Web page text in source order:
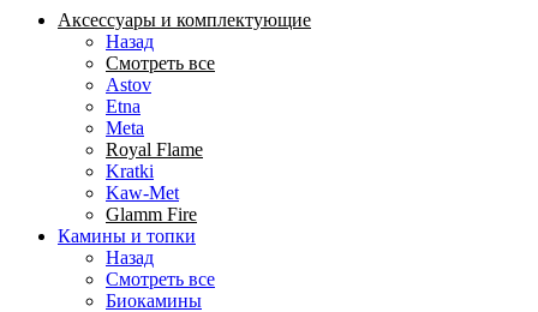
Аксессуары и комплектующие
Назад
Смотреть все
Astov
Etna
Meta
Royal Flame
Kratki
Kaw-Met
Glamm Fire
Камины и топки
Назад
Смотреть все
Биокамины